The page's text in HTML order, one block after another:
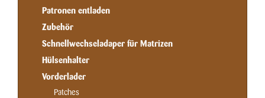
Patronen entladen
Zubehör
Schnellwechseladaper für Matrizen
Hülsenhalter
Vorderlader
Patches